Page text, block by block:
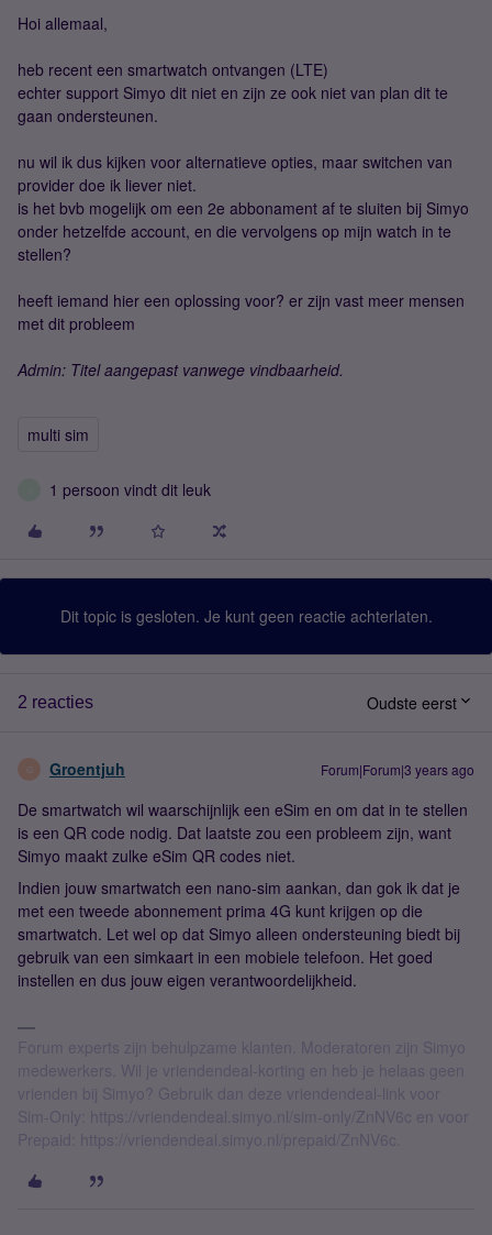
Hoi allemaal,
heb recent een smartwatch ontvangen (LTE)
echter support Simyo dit niet en zijn ze ook niet van plan dit te
gaan ondersteunen.
nu wil ik dus kijken voor alternatieve opties, maar switchen van
provider doe ik liever niet.
is het bvb mogelijk om een 2e abbonament af te sluiten bij Simyo
onder hetzelfde account, en die vervolgens op mijn watch in te
stellen?
heeft iemand hier een oplossing voor? er zijn vast meer mensen
met dit probleem
Admin: Titel aangepast vanwege vindbaarheid.
multi sim
1 persoon vindt dit leuk
Dit topic is gesloten. Je kunt geen reactie achterlaten.
2 reacties Oudste eerst
G Groentjuh Forum|Forum|3 years ago
De smartwatch wil waarschijnlijk een eSim en om dat in te stellen
is een QR code nodig. Dat laatste zou een probleem zijn, want
Simyo maakt zulke eSim QR codes niet.
Indien jouw smartwatch een nano-sim aankan, dan gok ik dat je
met een tweede abonnement prima 4G kunt krijgen op die
smartwatch. Let wel op dat Simyo alleen ondersteuning biedt bij
gebruik van een simkaart in een mobiele telefoon. Het goed
instellen en dus jouw eigen verantwoordelijkheid.
Forum experts zijn behulpzame klanten. Moderatoren zijn Simyo
medewerkers. Wil je vriendendeal-korting en heb je helaas geen
vrienden bij Simyo? Gebruik dan deze vriendendeal-link voor
Sim-Only: https://vriendendeal.simyo.nl/sim-only/ZnNV6c en voor
Prepaid: https://vriendendeal.simyo.nl/prepaid/ZnNV6c.